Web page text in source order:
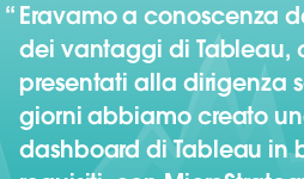
Eravamo a conoscenza
dei vantaggi di Tableau,
presentati alla dirigenza
giorni abbiamo creato
dashboard di Tableau in